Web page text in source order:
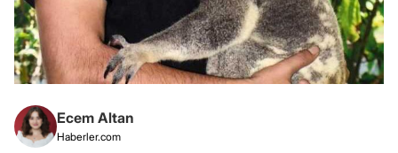
Ecem Altan
Haberler.com